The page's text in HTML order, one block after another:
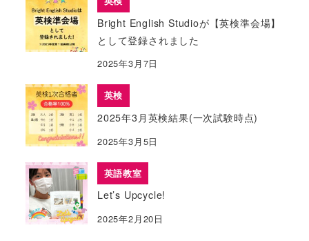
Bright English Studioが【英検準会場】
として登録されました
2025年3月7日
英検
2025年3月英検結果(一次試験時点)
2025年3月5日
英語教室
Let’s Upcycle!
2025年2月20日